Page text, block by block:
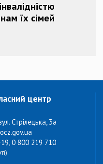
їх сімей
центр
Стрілецька, 3а
0 800 219 710